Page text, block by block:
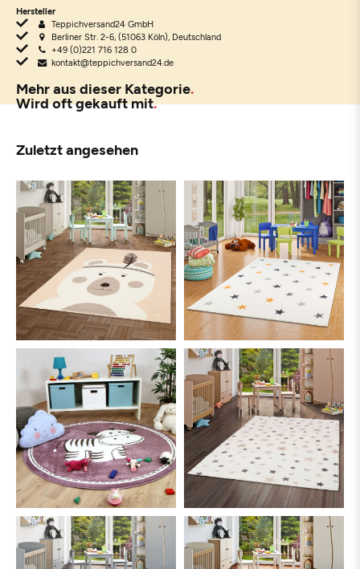
Hersteller
Teppichversand24 GmbH
Berliner Str. 2-6, (51063 Köln), Deutschland
+49 (0)221 716 128 0
kontakt@teppichversand24.de
Mehr aus dieser Kategorie
Wird oft gekauft mit
Zuletzt angesehen